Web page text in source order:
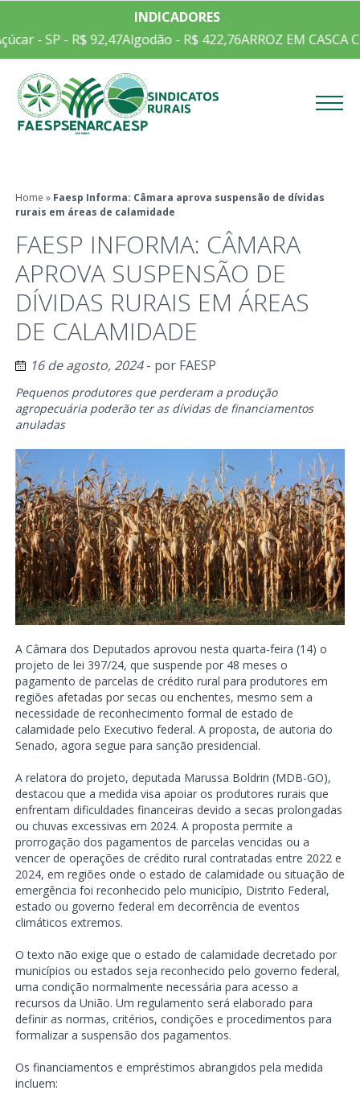
INDICADORES
- SP - R$ 92,47Algodão - R$ 422,76ARROZ EM CASCA
Home » Faesp Informa: Câmara aprova suspensão de dívidas
rurais em áreas de calamidade
FAESP INFORMA: CÂMARA
APROVA SUSPENSÃO DE
DÍVIDAS RURAIS EM ÁREAS
DE CALAMIDADE
16 de agosto, 2024- por FAESP
Pequenos produtores que perderam a produção
agropecuária poderão ter as dívidas de financiamentos
anuladas
A Câmara dos Deputados aprovou nesta quarta-feira (14) o
projeto de lei 397/24, que suspende por 48 meses o
pagamento de parcelas de crédito rural para produtores em
regiões afetadas por secas ou enchentes, mesmo sem a
necessidade de reconhecimento formal de estado de
calamidade pelo Executivo federal. A proposta, de autoria do
Senado, agora segue para sanção presidencial.
A relatora do projeto, deputada Marussa Boldrin (MDB-GO),
destacou que a medida visa apoiar os produtores rurais que
enfrentam dificuldades financeiras devido a secas prolongadas
ou chuvas excessivas em 2024. A proposta permite a
prorrogação dos pagamentos de parcelas vencidas ou a
vencer de operações de crédito rural contratadas entre 2022 e
2024, em regiões onde o estado de calamidade ou situação de
emergência foi reconhecido pelo município, Distrito Federal,
estado ou governo federal em decorrência de eventos
climáticos extremos.
O texto não exige que o estado de calamidade decretado por
municípios ou estados seja reconhecido pelo governo federal,
uma condição normalmente necessária para acesso a
recursos da União. Um regulamento será elaborado para
definir as normas, critérios, condições e procedimentos para
formalizar a suspensão dos pagamentos.
Os financiamentos e empréstimos abrangidos pela medida
incluem: